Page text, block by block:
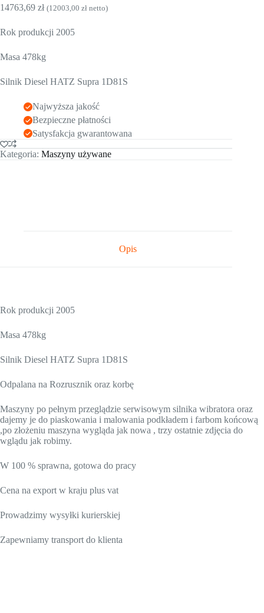
14763,69 zł (12003,00 zł netto)
Rok produkcji 2005
Masa 478kg
Silnik Diesel HATZ Supra 1D81S
Najwyższa jakość
Bezpieczne płatności
Satysfakcja gwarantowana
Kategoria: Maszyny używane
Opis
Rok produkcji 2005
Masa 478kg
Silnik Diesel HATZ Supra 1D81S
Odpalana na Rozrusznik oraz korbę
Maszyny po pełnym przeglądzie serwisowym silnika wibratora oraz
dajemy je do piaskowania i malowania podkładem i farbom końcową
,po złożeniu maszyna wygląda jak nowa , trzy ostatnie zdjęcia do
wglądu jak robimy.
W 100 % sprawna, gotowa do pracy
Cena na export w kraju plus vat
Prowadzimy wysyłki kurierskiej
Zapewniamy transport do klienta